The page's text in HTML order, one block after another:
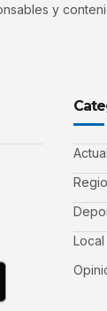
y
Local